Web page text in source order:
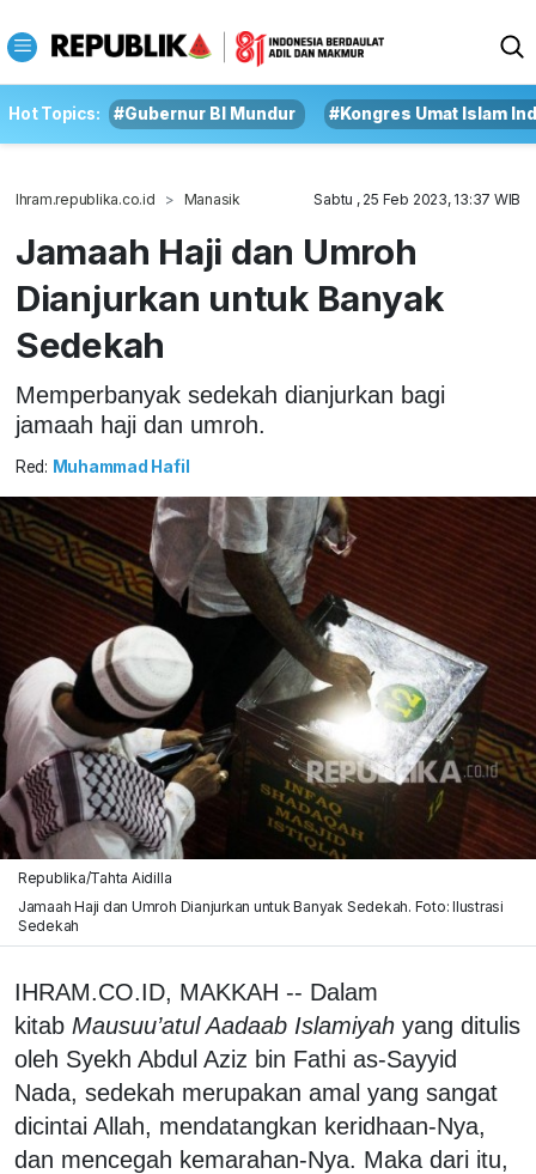
Hot Topics: #Gubernur BI Mundur #Kongres Umat Islam
Ihram.republika.co.id Manasik Sabtu , 25 Feb 2023, 13:37 WIB
Jamaah Haji dan Umroh
Dianjurkan untuk Banyak
Sedekah
Memperbanyak sedekah dianjurkan bagi
jamaah haji dan umroh.
Red: Muhammad Hafil
Republika/Tahta Aidilla
Jamaah Haji dan Umroh Dianjurkan untuk Banyak Sedekah. Foto: Ilustrasi
Sedekah
IHRAM.CO.ID, MAKKAH -- Dalam
kitab Mausuu’atul Aadaab Islamiyah yang ditulis
oleh Syekh Abdul Aziz bin Fathi as-Sayyid
Nada, sedekah merupakan amal yang sangat
dicintai Allah, mendatangkan keridhaan-Nya,
dan mencegah kemarahan-Nya. Maka dari itu,